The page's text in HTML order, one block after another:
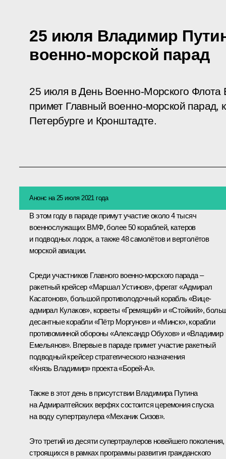
25 июля Владимир
военно-морской парад
25 июля в День Военно-Морского Флота
примет Главный военно-морской парад,
Петербурге и Кронштадте.
Анонс на 25 июля 2021 года
В этом году в параде примут участие около 4 тысяч
военнослужащих ВМФ, более 50 кораблей, катеров
и подводных лодок, а также 48 самолётов и вертолётов
морской авиации.
Среди участников Главного военно-морского парада –
ракетный крейсер «Маршал Устинов», фрегат «Адмирал
Касатонов», большой противолодочный корабль «Вице-
адмирал Кулаков», корветы «Гремящий» и «Стойкий»,
десантные корабли «Пётр Моргунов» и «Минск», корабли
противоминной обороны «Александр Обухов» и «Владимир
Емельянов». Впервые в параде примет участие ракетный
подводный крейсер стратегического назначения
«Князь Владимир» проекта «Борей-А».
Также в этот день в присутствии Владимира Путина
на Адмиралтейских верфях состоится церемония спуска
на воду супертраулера «Механик Сизов».
Это третий из десяти супертраулеров новейшего поколения,
строящихся в рамках программы развития гражданского